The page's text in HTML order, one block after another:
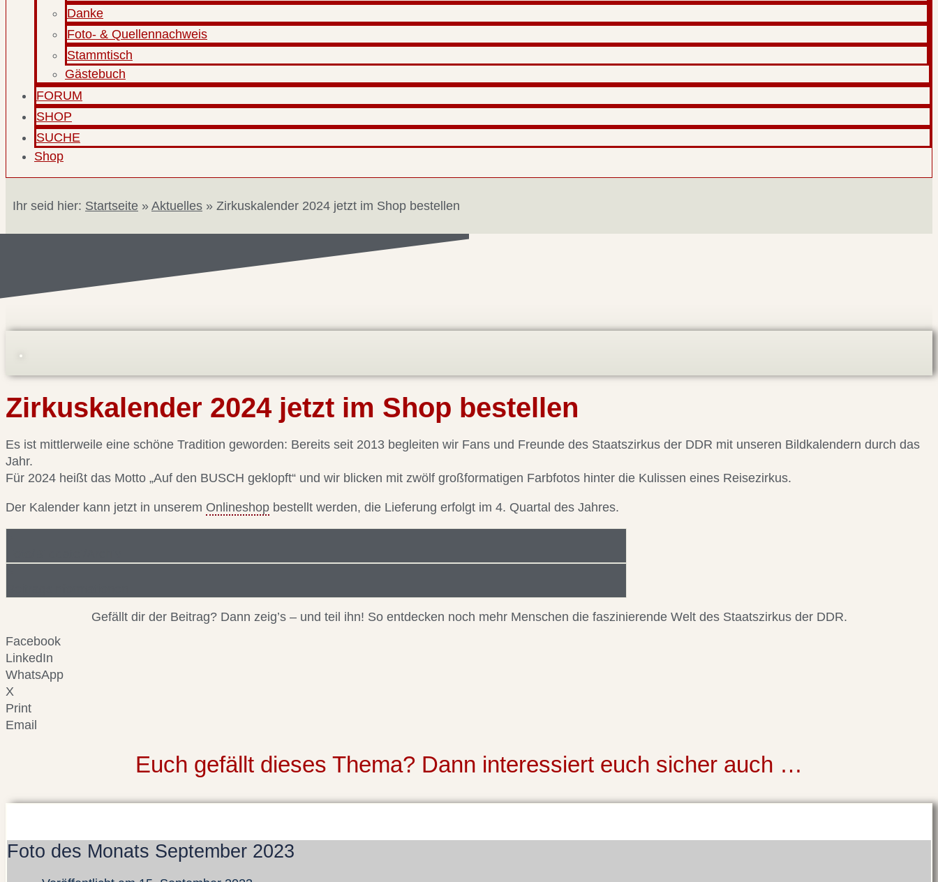
Danke
Foto- & Quellennachweis
Stammtisch
Gästebuch
FORUM
SHOP
SUCHE
Shop
Ihr seid hier: Startseite » Aktuelles » Zirkuskalender 2024 jetzt im Shop bestellen
Zirkuskalender 2024 jetzt im Shop bestellen
Es ist mittlerweile eine schöne Tradition geworden: Bereits seit 2013 begleiten wir Fans und Freunde des Staatszirkus der DDR mit unseren Bildkalendern durch das
Jahr.
Für 2024 heißt das Motto „Auf den BUSCH geklopft“ und wir blicken mit zwölf großformatigen Farbfotos hinter die Kulissen eines Reisezirkus.
Der Kalender kann jetzt in unserem Onlineshop bestellt werden, die Lieferung erfolgt im 4. Quartal des Jahres.
Gefällt dir der Beitrag? Dann zeig’s – und teil ihn! So entdecken noch mehr Menschen die faszinierende Welt des Staatszirkus der DDR.
Facebook
LinkedIn
WhatsApp
X
Print
Email
Euch gefällt dieses Thema? Dann interessiert euch sicher auch …
Foto des Monats September 2023